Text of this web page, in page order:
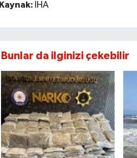
Kaynak: İHA
Bunlar da ilginizi çekebilir